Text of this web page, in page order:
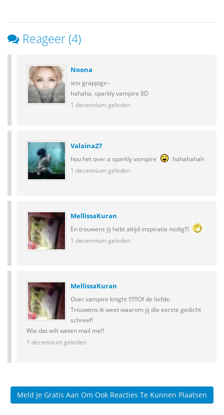
Reageer (4)
Noona
iets grappigs~
hahaha, sparkly vampire 8D
1 decennium geleden
Valaina27
hou het over a sparkly vampire
hahahahah
1 decennium geleden
MellissaKuran
En trouwens jij hebt altijd inspiratie nodig!!!
1 decennium geleden
MellissaKuran
Over vampire knight !!!!!!Of de liefde.
Trouwens ik weet waarom jij die eerste gedicht
schreef!
Wie dat wilt weten mail me!!
1 decennium geleden
Meld Je Gratis Aan Om Ook Reacties Te Kunnen Plaatsen